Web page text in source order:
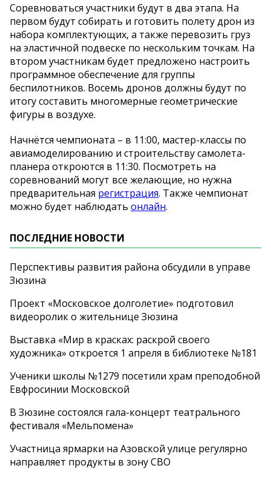
Соревноваться участники будут в два этапа. На
первом будут собирать и готовить полету дрон из
набора комплектующих, а также перевозить груз
на эластичной подвеске по нескольким точкам. На
втором участникам будет предложено настроить
программное обеспечение для группы
беспилотников. Восемь дронов должны будут по
итогу составить многомерные геометрические
фигуры в воздухе.
Начнётся чемпионата – в 11:00, мастер-классы по
авиамоделированию и строительству самолета-
планера откроются в 11:30. Посмотреть на
соревнований могут все желающие, но нужна
предварительная регистрация. Также чемпионат
можно будет наблюдать онлайн.
ПОСЛЕДНИЕ НОВОСТИ
Перспективы развития района обсудили в управе
Зюзина
Проект «Московское долголетие» подготовил
видеоролик о жительнице Зюзина
Выставка «Мир в красках: раскрой своего
художника» откроется 1 апреля в библиотеке №181
Ученики школы №1279 посетили храм преподобной
Евфросинии Московской
В Зюзине состоялся гала-концерт театрального
фестиваля «Мельпомена»
Участница ярмарки на Азовской улице регулярно
направляет продукты в зону СВО